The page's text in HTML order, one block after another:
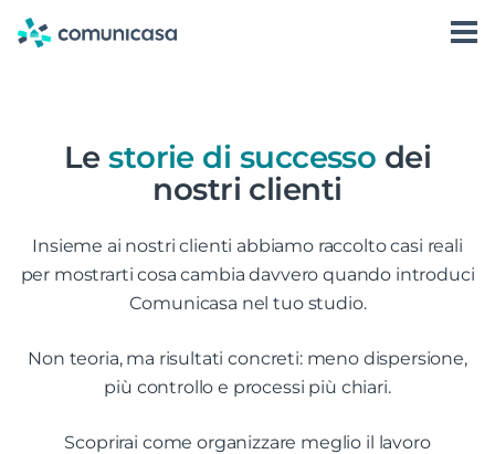
Skip
Condominio360
Lestorie di successo dei
nostri clienti
Insieme ai nostri clienti abbiamo raccolto casi reali
per mostrarti cosa cambia davvero quando introduci
Comunicasa nel tuo studio.
Non teoria, ma risultati concreti: meno dispersione,
più controllo e processi più chiari.
Scoprirai come organizzare meglio il lavoro